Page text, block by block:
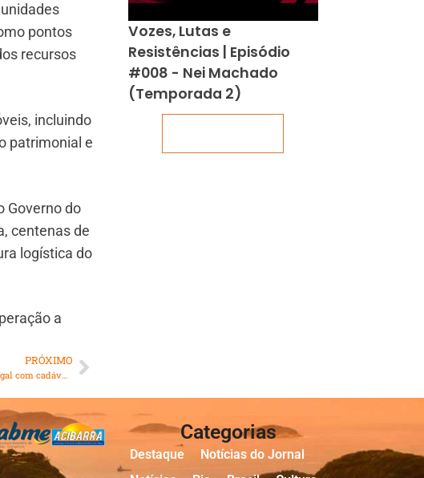
pontos
recursos
incluindo
patrimonial e
Governo do
centenas de
logística do
a
PRÓXIMO
Ex-gerente de necrotério é condenado por esquema ilegal com cadáveres
Vozes, Lutas e
Resistências | Episódio
#008 - Nei Machado
(Temporada 2)
Categorias
Destaque
Notícias do Jornal